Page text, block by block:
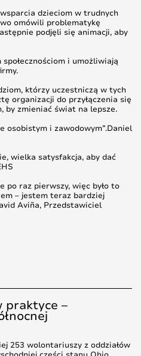
dzieciom w trudnych
omówili problematykę
podjęli się animacji, aby
i umożliwiają
którzy uczestniczą w tych
organizacji do przyłączenia się
by zmieniać świat na lepsze.
osobistym i zawodowym”.Daniel
wielka satysfakcja, aby dać
po raz pierwszy, więc było to
– jestem teraz bardziej
Aviña, Przedstawiciel
praktyce –
253 wolontariuszy z oddziałów